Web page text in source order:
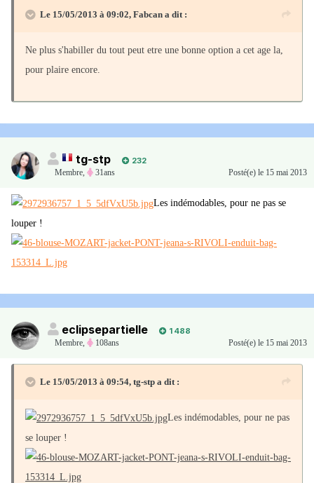
Le 15/05/2013 à 09:02, Fabcan a dit :
Ne plus s'habiller du tout peut etre une bonne option a cet age la,
pour plaire encore.
tg-stp
232
Membre, 31ans Posté(e) le 15 mai 2013
Les indémodables, pour ne pas se
louper !
eclipsepartielle
1 488
Membre, 108ans Posté(e) le 15 mai 2013
Le 15/05/2013 à 09:54, tg-stp a dit :
Les indémodables, pour ne pas
se louper !